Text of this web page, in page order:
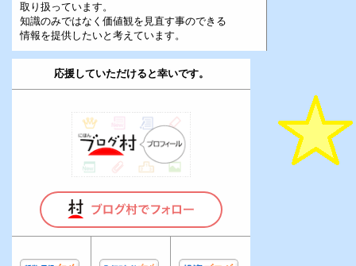
取り扱っています。
知識のみではなく価値観を見直す事のできる
情報を提供したいと考えています。
応援していただけると幸いです。